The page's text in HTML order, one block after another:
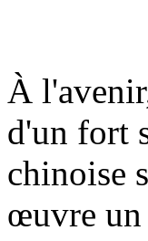
À
d'un fort
chinoise
œuvre un